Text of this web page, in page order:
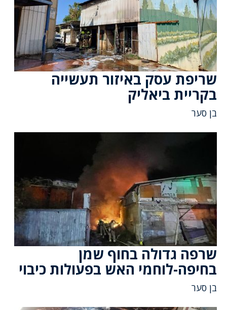
שריפת עסק באיזור תעשייה
בקריית ביאליק
בן סער
שרפה גדולה בחוף שמן
בחיפה-לוחמי האש בפעולות כיבוי
בן סער